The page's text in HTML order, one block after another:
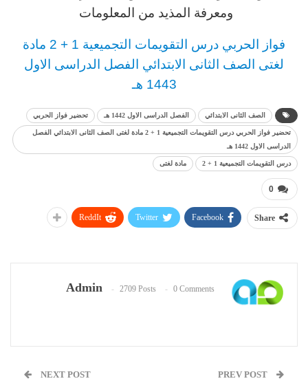
ومعرفة المذيد من المعلومات
فواز الحربي درس
التقويمات التجميعية 1 + 2 مادة
لغتى
الصف الثانى الابتدائي الفصل الدراسى الاول
1443 هـ
الصف الثانى الابتدائي الفصل الدراسى الاول 1442 هـ تحضير فواز الحربي
تحضير فواز الحربي درس التقويمات التجميعية 1 + 2 مادة لغتى الصف الثانى الابتدائي الفصل
الدراسى الاول 1442 هـ
درس التقويمات التجميعية 1 + 2 مادة لغتى
0
Share
Facebook
Twitter
ReddIt
Admin 2709 Posts 0 Comments
NEXT POST